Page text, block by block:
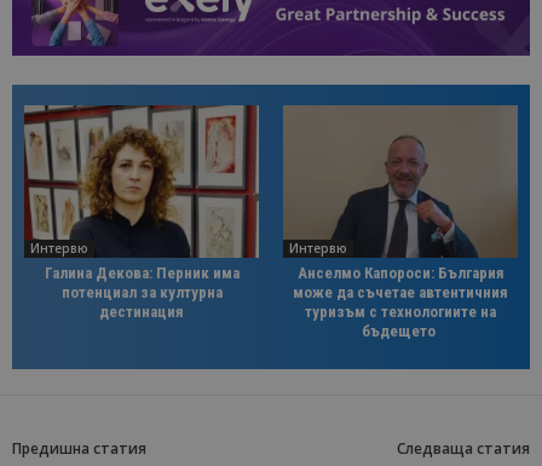
Интервю
Галина Декова: Перник има
потенциал за културна
дестинация
Интервю
Анселмо Капороси: България
може да съчетае автентичния
туризъм с технологиите на
бъдещето
Предишна статия Следваща статия